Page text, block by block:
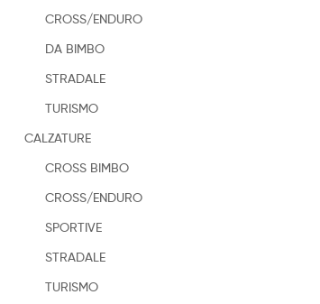
CROSS/ENDURO
DA BIMBO
STRADALE
TURISMO
CALZATURE
CROSS BIMBO
CROSS/ENDURO
SPORTIVE
STRADALE
TURISMO